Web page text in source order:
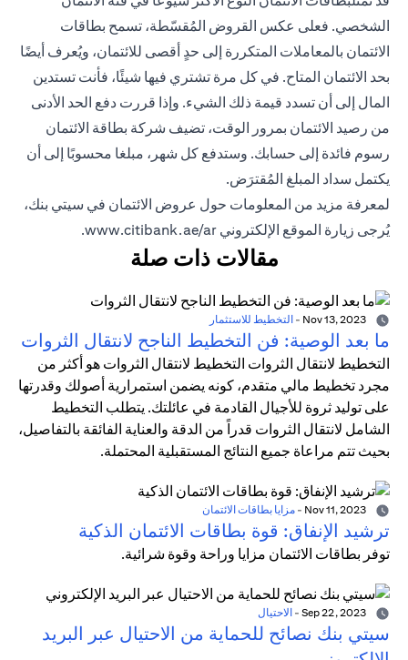
الشخصي. فعلى عكس القروض المُقسّطة، تسمح بطاقات
الائتمان بالمعاملات المتكررة إلى حدٍ أقصى للائتمان، ويُعرف أيضًا
بحد الائتمان المتاح. في كل مرة تشتري فيها شيئًا، فأنت تستدين
المال إلى أن تسدد قيمة ذلك الشيء. وإذا قررت دفع الحد الأدنى
من رصيد الائتمان بمرور الوقت، تضيف شركة بطاقة الائتمان
رسوم فائدة إلى حسابك. وستدفع كل شهر، مبلغا محسوبًا إلى أن
يكتمل سداد المبلغ المُقترَض.
لمعرفة مزيد من المعلومات حول عروض الائتمان في سيتي بنك،
يُرجى زيارة الموقع الإلكتروني www.citibank.ae/ar
.
مقالات ذات صلة
- التخطيط للاستثمار
ما بعد الوصية: فن التخطيط الناجح لانتقال الثروات
التخطيط لانتقال الثروات التخطيط لانتقال الثروات هو أكثر من
مجرد تخطيط مالي متقدم، كونه يضمن استمرارية أصولك وقدرتها
على توليد ثروة للأجيال القادمة في عائلتك. يتطلب التخطيط
الشامل لانتقال الثروات قدراً من الدقة والعناية الفائقة بالتفاصيل،
بحيث تتم مراعاة جميع النتائج المستقبلية المحتملة.
- مزايا بطاقات الائتمان
ترشيد الإنفاق: قوة بطاقات الائتمان الذكية
توفر بطاقات الائتمان مزايا وراحة وقوة شرائية.
- الاحتيال
سيتي بنك نصائح للحماية من الاحتيال عبر البريد